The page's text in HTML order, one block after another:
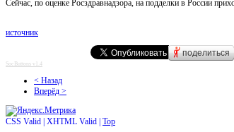
Сейчас, по оценке Росздравнадзора, на подделки в России
источник
поделиться
SocButtons v1.4
< Назад
Вперёд >
CSS Valid | XHTML Valid | Top